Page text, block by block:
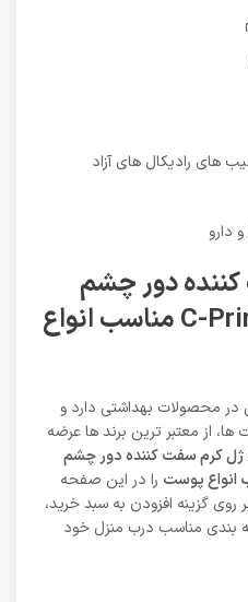
های رادیکال های آزاد
دارو
دور چشم
پرایم مدل C-Prime 4in1 مناسب انواع
در محصولات بهداشتی دارد و
از معتبر ترین برند ها عرضه
کرم سفت کننده دور چشم
را در این صفحه
گزینه افزودن به سبد خرید،
بندی مناسب درب منزل خود